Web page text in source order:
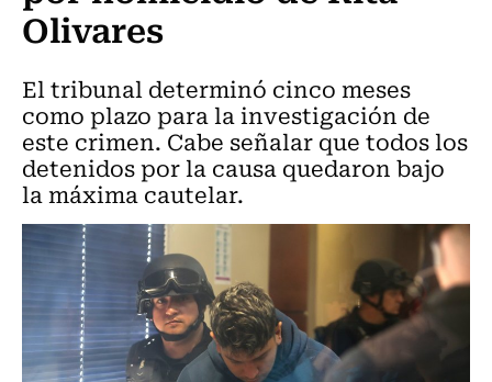
Olivares
El tribunal determinó cinco meses
como plazo para la investigación de
este crimen. Cabe señalar que todos los
detenidos por la causa quedaron bajo
la máxima cautelar.